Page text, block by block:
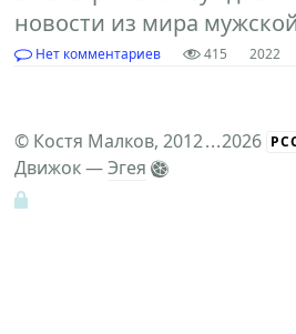
новости из мира
Нет комментариев 415 2022
© Костя Малков, 2012...2026
Движок —Эгея